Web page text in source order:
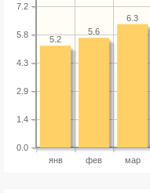
янв фев мар
0.0
1.4
2.9
4.3
5.8
7.2
6.3
5.6
5.2